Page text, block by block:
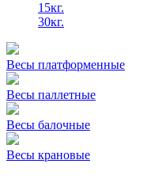
15кг.
30кг.
Весы платформенные
Весы паллетные
Весы балочные
Весы крановые